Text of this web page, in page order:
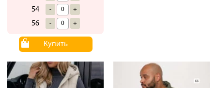
54 - +
56 - +
Купить